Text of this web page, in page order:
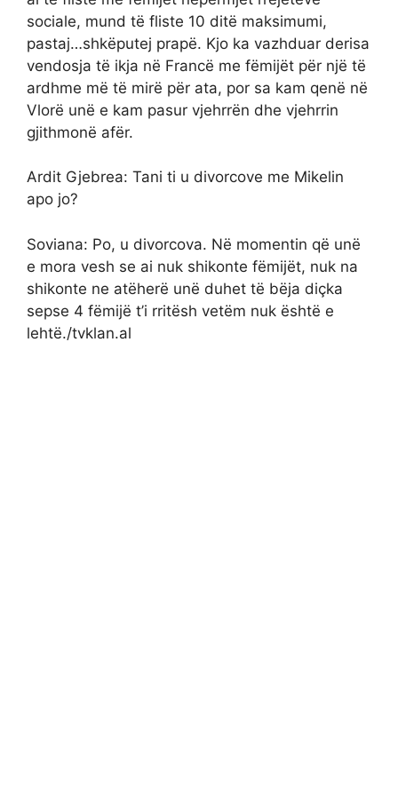
sociale, mund të fliste 10 ditë maksimumi,
pastaj…shkëputej prapë. Kjo ka vazhduar derisa
vendosja të ikja në Francë me fëmijët për një të
ardhme më të mirë për ata, por sa kam qenë në
Vlorë unë e kam pasur vjehrrën dhe vjehrrin
gjithmonë afër.
Ardit Gjebrea: Tani ti u divorcove me Mikelin
apo jo?
Soviana: Po, u divorcova. Në momentin që unë
e mora vesh se ai nuk shikonte fëmijët, nuk na
shikonte ne atëherë unë duhet të bëja diçka
sepse 4 fëmijë t’i rritësh vetëm nuk është e
lehtë./tvklan.al